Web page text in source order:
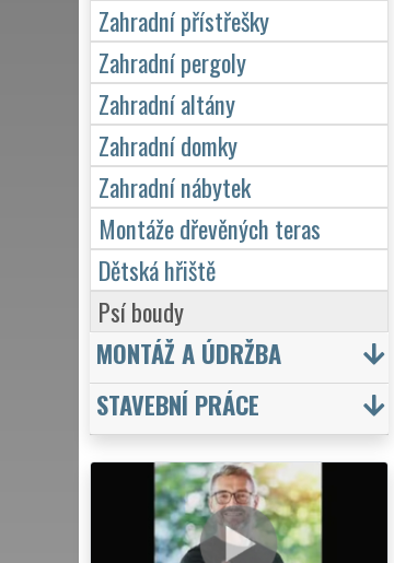
Zahradní přístřešky
Zahradní pergoly
Zahradní altány
Zahradní domky
Zahradní nábytek
Montáže dřevěných teras
Dětská hřiště
Psí boudy
MONTÁŽ A ÚDRŽBA
STAVEBNÍ PRÁCE